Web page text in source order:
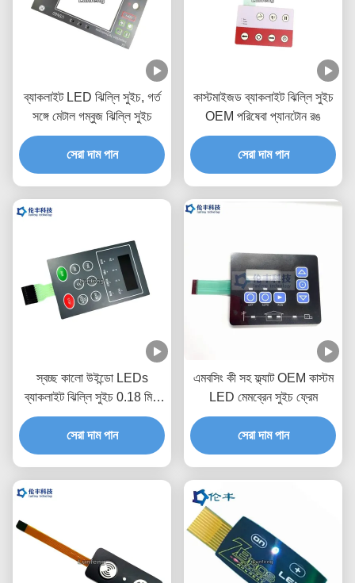
ব্যাকলাইট LED ঝিল্লি সুইচ, গর্ত
সঙ্গে মেটাল গম্বুজ ঝিল্লি সুইচ
সেরা দাম পান
কাস্টমাইজড ব্যাকলাইট ঝিল্লি সুইচ
OEM পরিষেবা প্যানটোন রঙ
সেরা দাম পান
স্বচ্ছ কালো উইন্ডো LEDs
ব্যাকলাইট ঝিল্লি সুইচ 0.18 মিমি
পিইটি
সেরা দাম পান
এমবসিং কী সহ ফ্ল্যাট OEM কাস্টম
LED মেমব্রেন সুইচ ফ্রেম
সেরা দাম পান